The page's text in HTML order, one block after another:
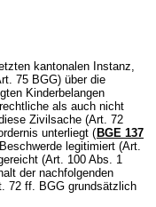
kantonalen Instanz,
75 BGG) über die
Kinderbelangen
als auch nicht
Zivilsache (Art. 72
unterliegt ( BGE 137
legitimiert (Art.
(Art. 100 Abs. 1
der nachfolgenden
72 ff. BGG grundsätzlich